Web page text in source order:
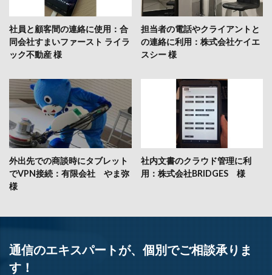
社員と顧客間の連絡に使用：合
同会社すまいファースト ライラ
ック不動産 様
担当者の電話やクライアントと
の連絡に利用：株式会社ケイエ
スシー 様
外出先での商談時にタブレット
でVPN接続：有限会社 やま弥
様
社内文書のクラウド管理に利
用：株式会社BRIDGES 様
通信のエキスパートが、個別でご相談承りま
す！